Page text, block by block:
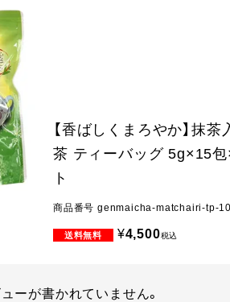
【香ばしくまろやか】抹茶
茶 ティーバッグ 5g×15
ト
商品番号 genmaicha-matchairi-tp-
¥4,500税込
ューが書かれていません。